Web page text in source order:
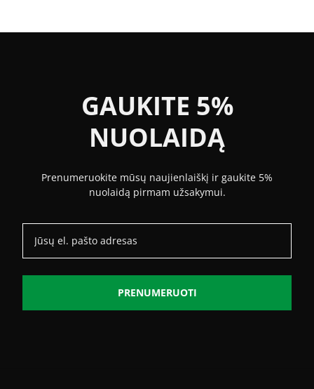
GAUKITE 5%
NUOLAIDĄ
Prenumeruokite mūsų naujienlaiškį ir gaukite 5%
nuolaidą pirmam užsakymui.
PRENUMERUOTI